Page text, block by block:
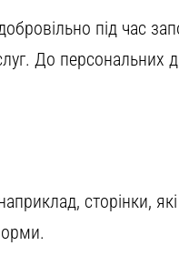
під час
До персональних
сторінки,